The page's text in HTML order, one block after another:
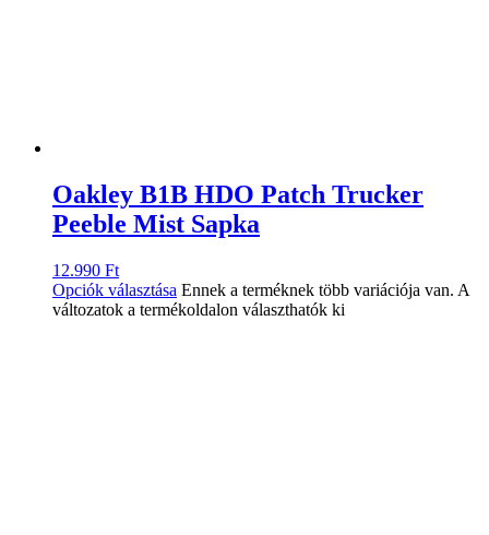
Oakley B1B HDO Patch Trucker
Peeble Mist Sapka
12.990 Ft
Opciók választása Ennek a terméknek több variációja van. A
változatok a termékoldalon választhatók ki